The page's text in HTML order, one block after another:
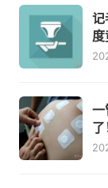
记
度
一
了